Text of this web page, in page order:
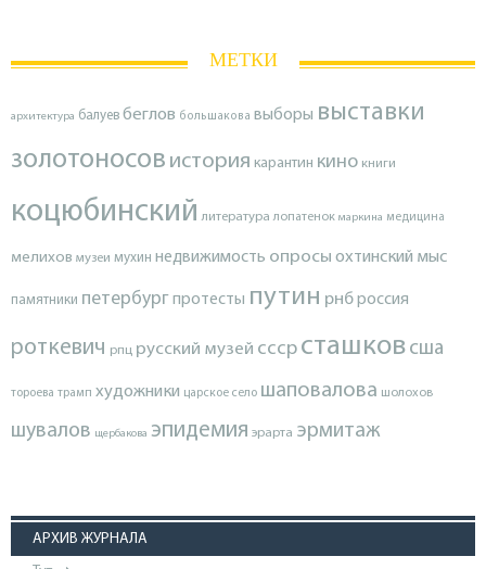
МЕТКИ
архитектура балуев беглов большакова выборы выставки
золотоносов история карантин кино книги
коцюбинский литература лопатенок маркина медицина
мелихов музеи мухин недвижимость опросы охтинский мыс
памятники петербургпротесты путин рнброссия
роткевич рпц русский музей ссср сташков сша
тороева трамп художники царское село шаповалова шолохов
шувалов щербакова эпидемия эрарта эрмитаж
АРХИВ ЖУРНАЛА